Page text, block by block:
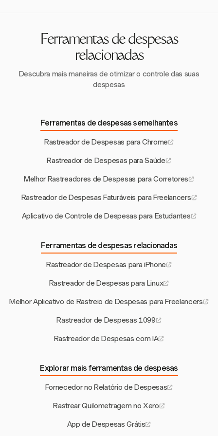
comparação com o orçamento, ajudando as agências a
tomar decisões financeiras informadas.
Ferramentas de despesas
relacionadas
Descubra mais maneiras de otimizar o controle das suas
despesas
Ferramentas de despesas semelhantes
Rastreador de Despesas para Chrome
Rastreador de Despesas para Saúde
Melhor Rastreadores de Despesas para Corretores
Rastreador de Despesas Faturáveis para Freelancers
Aplicativo de Controle de Despesas para Estudantes
Ferramentas de despesas relacionadas
Rastreador de Despesas para iPhone
Rastreador de Despesas para Linux
Melhor Aplicativo de Rastreio de Despesas para Freelancers
Rastreador de Despesas 1099
Rastreador de Despesas com IA
Explorar mais ferramentas de despesas
Fornecedor no Relatório de Despesas
Rastrear Quilometragem no Xero
App de Despesas Grátis